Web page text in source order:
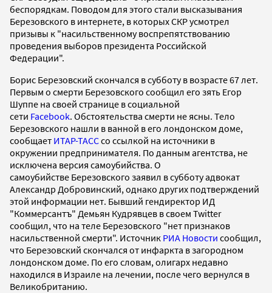
беспорядкам. Поводом для этого стали высказывания
Березовского в интернете, в которых СКР усмотрел
призывы к "насильственному воспрепятствованию
проведения выборов президента Российской
Федерации".
Борис Березовский скончался в субботу в возрасте 67 лет.
Первым о смерти Березовского сообщил его зять Егор
Шуппе на своей странице в социальной
сети Facebook. Обстоятельства смерти не ясны. Тело
Березовского нашли в ванной в его лондонском доме,
сообщает ИТАР-ТАССсо ссылкой на источники в
окружении предпринимателя. По данным агентства, не
исключена версия самоубийства. О
самоубийстве Березовского заявил в субботу адвокат
Александр Добровинский, однако других подтверждений
этой информации нет. Бывший гендиректор ИД
"Коммерсантъ" Демьян Кудрявцев в своем Twitter
сообщил, что на теле Березовского "нет признаков
насильственной смерти". Источник РИА Новости сообщил,
что Березовский скончался от инфаркта в загородном
лондонском доме. По его словам, олигарх недавно
находился в Израиле на лечении, после чего вернулся в
Великобританию.